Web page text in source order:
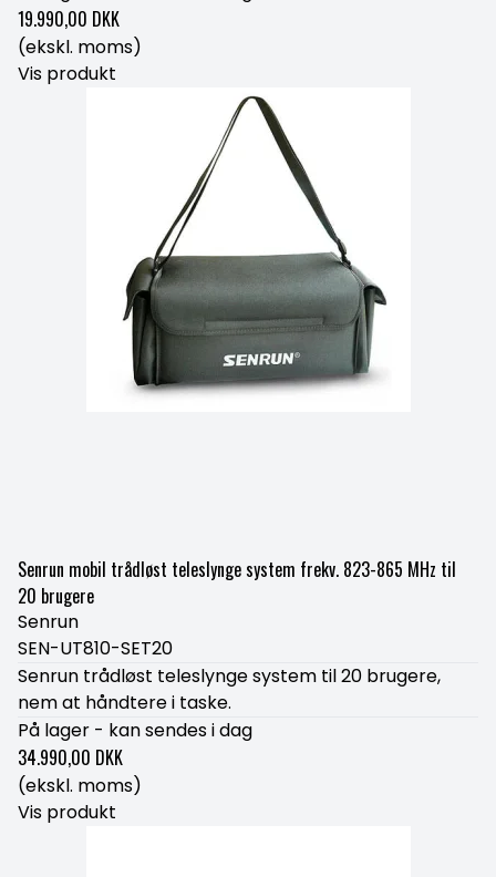
19.990,00 DKK
(ekskl. moms)
Vis produkt
Senrun mobil trådløst teleslynge system frekv. 823-865 MHz til
20 brugere
Senrun
SEN-UT810-SET20
Senrun trådløst teleslynge system til 20 brugere,
nem at håndtere i taske.
På lager - kan sendes i dag
34.990,00 DKK
(ekskl. moms)
Vis produkt